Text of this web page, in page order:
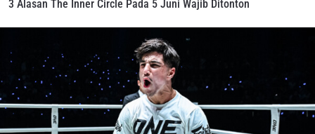
3 Alasan The Inner Circle Pada 5 Juni Wajib Ditonton